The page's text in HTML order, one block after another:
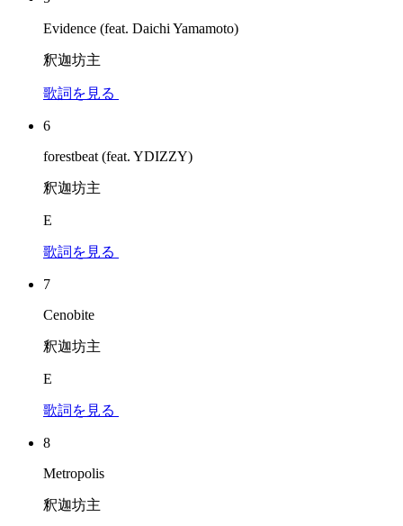
Evidence (feat. Daichi Yamamoto)
釈迦坊主
歌詞を見る
6
forestbeat (feat. YDIZZY)
釈迦坊主
E
歌詞を見る
7
Cenobite
釈迦坊主
E
歌詞を見る
8
Metropolis
釈迦坊主